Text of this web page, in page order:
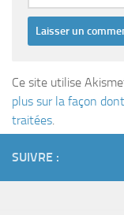
Ce site utilise
plus sur la façon
traitées.
SUIVRE :